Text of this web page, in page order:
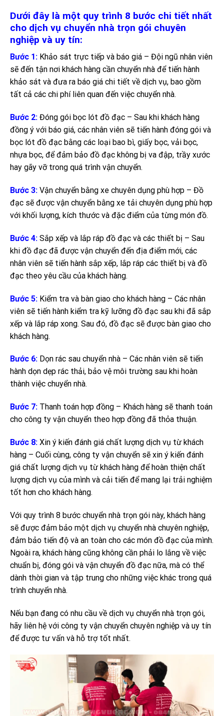
Dưới đây là một quy trình 8 bước chi tiết nhất
cho dịch vụ chuyển nhà trọn gói chuyên
nghiệp và uy tín:
Bước 1: Khảo sát trực tiếp và báo giá – Đội ngũ nhân viên
sẽ đến tận nơi khách hàng cần chuyển nhà để tiến hành
khảo sát và đưa ra báo giá chi tiết về dịch vụ, bao gồm
tất cả các chi phí liên quan đến việc chuyển nhà.
Bước 2: Đóng gói bọc lót đồ đạc – Sau khi khách hàng
đồng ý với báo giá, các nhân viên sẽ tiến hành đóng gói và
bọc lót đồ đạc bằng các loại bao bì, giấy bọc, vải bọc,
nhựa bọc, để đảm bảo đồ đạc không bị va đập, trầy xước
hay gãy vỡ trong quá trình vận chuyển.
Bước 3: Vận chuyển bằng xe chuyên dụng phù hợp – Đồ
đạc sẽ được vận chuyển bằng xe tải chuyên dụng phù hợp
với khối lượng, kích thước và đặc điểm của từng món đồ.
Bước 4: Sắp xếp và lắp ráp đồ đạc và các thiết bị – Sau
khi đồ đạc đã được vận chuyển đến địa điểm mới, các
nhân viên sẽ tiến hành sắp xếp, lắp ráp các thiết bị và đồ
đạc theo yêu cầu của khách hàng.
Bước 5: Kiểm tra và bàn giao cho khách hàng – Các nhân
viên sẽ tiến hành kiểm tra kỹ lưỡng đồ đạc sau khi đã sắp
xếp và lắp ráp xong. Sau đó, đồ đạc sẽ được bàn giao cho
khách hàng.
Bước 6: Dọn rác sau chuyển nhà – Các nhân viên sẽ tiến
hành dọn dẹp rác thải, bảo vệ môi trường sau khi hoàn
thành việc chuyển nhà.
Bước 7: Thanh toán hợp đồng – Khách hàng sẽ thanh toán
cho công ty vận chuyển theo hợp đồng đã thỏa thuận.
Bước 8: Xin ý kiến đánh giá chất lượng dịch vụ từ khách
hàng – Cuối cùng, công ty vận chuyển sẽ xin ý kiến đánh
giá chất lượng dịch vụ từ khách hàng để hoàn thiện chất
lượng dịch vụ của mình và cải tiến để mang lại trải nghiệm
tốt hơn cho khách hàng.
Với quy trình 8 bước chuyển nhà trọn gói này, khách hàng
sẽ được đảm bảo một dịch vụ chuyển nhà chuyên nghiệp,
đảm bảo tiến độ và an toàn cho các món đồ đạc của mình.
Ngoài ra, khách hàng cũng không cần phải lo lắng về việc
chuẩn bị, đóng gói và vận chuyển đồ đạc nữa, mà có thể
dành thời gian và tập trung cho những việc khác trong quá
trình chuyển nhà.
Nếu bạn đang có nhu cầu về dịch vụ chuyển nhà trọn gói,
hãy liên hệ với công ty vận chuyển chuyên nghiệp và uy tín
để được tư vấn và hỗ trợ tốt nhất.